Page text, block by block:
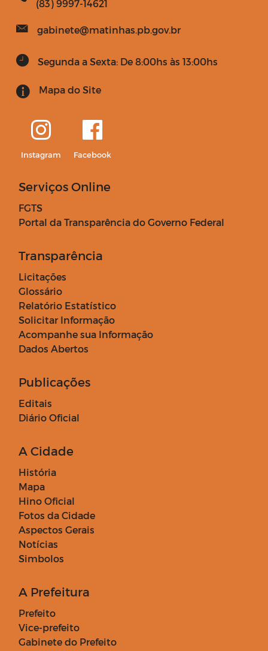
(83) 9997-14621
gabinete@matinhas.pb.gov.br
Segunda a Sexta: De 8:00hs às 13:00hs
Mapa do Site
Instagram Facebook
Serviços Online
FGTS
Portal da Transparência do Governo Federal
Transparência
Licitações
Glossário
Relatório Estatístico
Solicitar Informação
Acompanhe sua Informação
Dados Abertos
Publicações
Editais
Diário Oficial
A Cidade
História
Mapa
Hino Oficial
Fotos da Cidade
Aspectos Gerais
Notícias
Simbolos
A Prefeitura
Prefeito
Vice-prefeito
Gabinete do Prefeito